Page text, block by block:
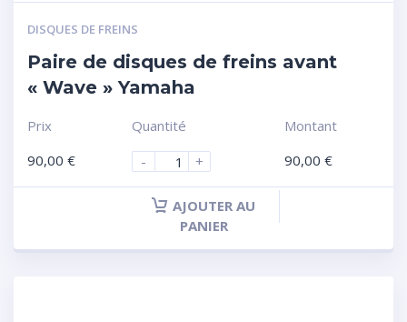
DISQUES DE FREINS
Paire de disques de freins avant
« Wave » Yamaha
Prix
90,00 €
Quantité
-
+
Montant
90,00 €
AJOUTER AU
PANIER